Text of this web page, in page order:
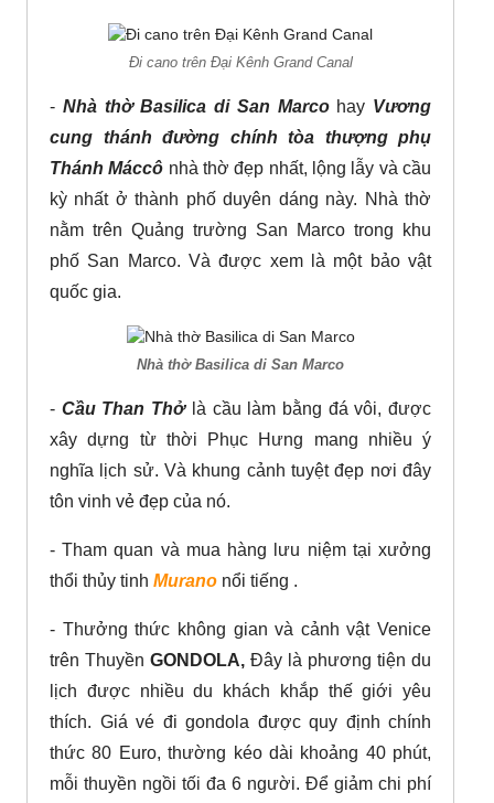
Đi cano trên Đại Kênh­ Grand Canal
- Nhà thờ Basilica di San Marcohay Vương
cung thánh đường chính tòa thượng phụ
Thánh Máccô nhà thờ đẹp nhất, lộng lẫy và cầu
kỳ nhất ở thành phố duyên dáng này. Nhà thờ
nằm trên Quảng trường San Marco trong khu
phố San Marco. Và được xem là một bảo vật
quốc gia.
Nhà thờ Basilica di San Marco
- Cầu Than Thở là cầu làm bằng đá vôi, được
xây dựng từ thời Phục Hưng mang nhiều ý
nghĩa lịch sử. Và khung cảnh tuyệt đẹp nơi đây
tôn vinh vẻ đẹp của nó.
- Tham quan và mua hàng lưu niệm tại xưởng
thổi thủy tinh Murano nổi tiếng ­.
- Thưởng thức không gian và cảnh vật Venice
trên Thuyền GONDOLA, Đây là phương tiện du
lịch được nhiều du khách khắp thế giới yêu
thích. Giá vé đi gondola được quy định chính
thức 80 Euro, thường kéo dài khoảng 40 phút,
mỗi thuyền ngồi tối đa 6 người. Để giảm chi phí